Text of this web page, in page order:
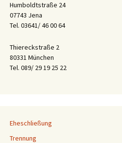
Humboldtstraße 24
07743 Jena
Tel. 03641/ 46 00 64
Thiereckstraße 2
80331 München
Tel. 089/ 29 19 25 22
Eheschließung
Trennung